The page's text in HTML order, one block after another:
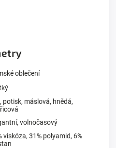
oblečení
, potisk, máslová, hnědá,
, volnočasový
viskóza, 31% polyamid, 6%